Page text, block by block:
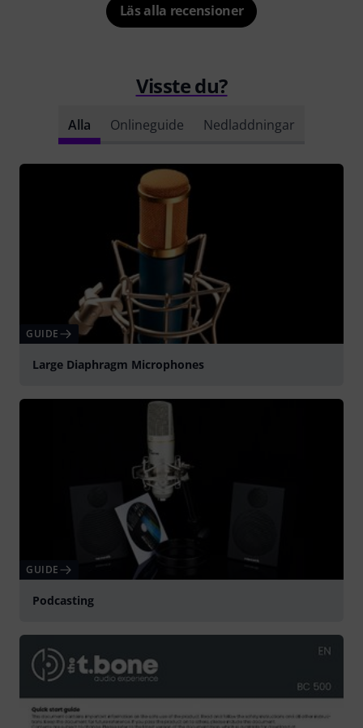
Läs alla recensioner
Visste du?
Alla Onlineguide Nedladdningar
GUIDE
Large Diaphragm Microphones
GUIDE
Podcasting